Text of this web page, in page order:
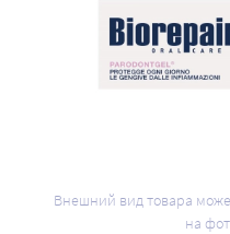
Внешний вид товара
на